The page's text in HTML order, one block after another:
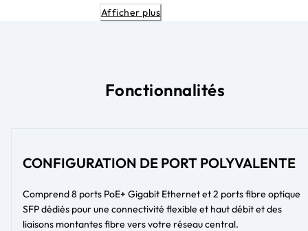
Easy-to-use web browser-based
management GUI
Économe en énergie Ethernet (IEEE
802.3az)
Afficher plus
Fonctionnalités
CONFIGURATION DE PORT POLYVALENTE
Comprend 8 ports PoE+ Gigabit Ethernet et 2 ports fibre optique
SFP dédiés pour une connectivité flexible et haut débit et des
liaisons montantes fibre vers votre réseau central.